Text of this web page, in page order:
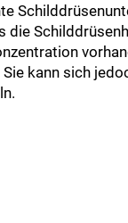
die
kann sich